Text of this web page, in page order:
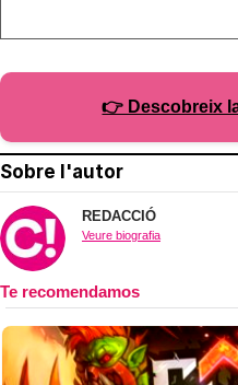
👉 Descobreix
Sobre l'autor
REDACCIÓ
Veure biografia